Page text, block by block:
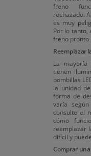
freno
rechazado.
es muy
Por lo tanto,
freno pronto
Reemplazar
La
tienen
bombillas
la unidad
forma de
varía
consulte el
cómo
reemplazar
difícil y
Comprar